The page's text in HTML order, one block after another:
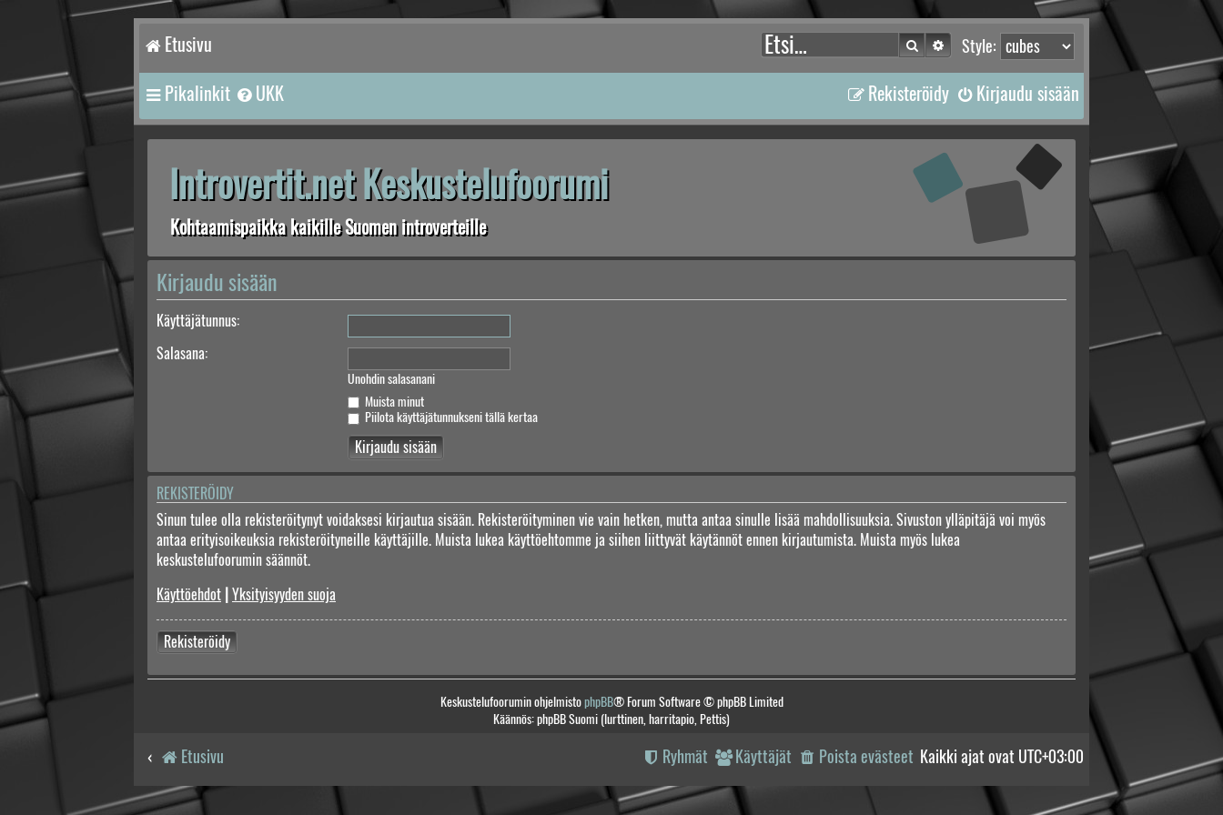
Etusivu Style:
Etsi Tarkennettu haku
Pikalinkit UKK Kirjaudu sisään
Rekisteröidy
Introvertit.net Keskustelufoorumi
Kohtaamispaikka kaikille Suomen introverteille
Kirjaudu sisään
Käyttäjätunnus:
Salasana:
Unohdin salasanani
Muista minut
Piilota käyttäjätunnukseni tällä kertaa
REKISTERÖIDY
Sinun tulee olla rekisteröitynyt voidaksesi kirjautua sisään. Rekisteröityminen vie vain hetken, mutta antaa sinulle lisää mahdollisuuksia. Sivuston ylläpitäjä voi myös
antaa erityisoikeuksia rekisteröityneille käyttäjille. Muista lukea käyttöehtomme ja siihen liittyvät käytännöt ennen kirjautumista. Muista myös lukea
keskustelufoorumin säännöt.
Käyttöehdot | Yksityisyyden suoja
Rekisteröidy
Keskustelufoorumin ohjelmistophpBB® Forum Software © phpBB Limited
Käännös: phpBB Suomi (lurttinen, harritapio, Pettis)
Etusivu Kaikki ajat ovat UTC+03:00
Poista evästeet
Käyttäjät
Ryhmät